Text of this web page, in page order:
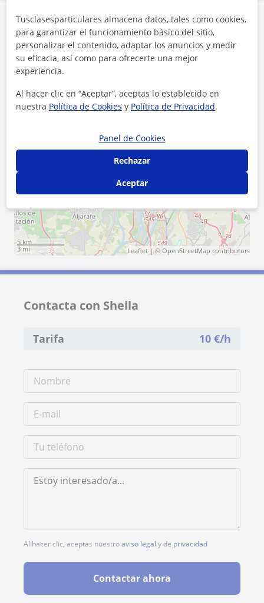
Zona de Sheila
Localidades a las que se desplaza para dar clase
Tomares
San Juan de Aznalfarache
+ −
5 km
3 mi
Leaflet| © OpenStreetMap contributors
Contacta con Sheila
Tarifa 10 €/h
Al hacer clic, aceptas nuestroaviso legal y de privacidad
Contactar ahora
Tusclasesparticulares almacena datos, tales como cookies,
para garantizar el funcionamiento básico del sitio,
personalizar el contenido, adaptar los anuncios y medir
su eficacia, así como para ofrecerte una mejor
experiencia.
Al hacer clic en “Aceptar”, aceptas lo establecido en
nuestra Política de Cookies y Política de Privacidad.
Panel de Cookies
Rechazar
Aceptar